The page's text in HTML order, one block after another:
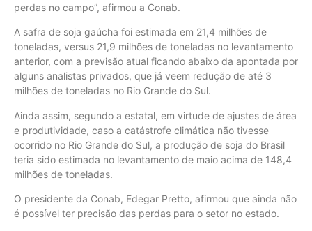
perdas no campo”, afirmou a Conab.
A safra de soja gaúcha foi estimada em 21,4 milhões de
toneladas, versus 21,9 milhões de toneladas no levantamento
anterior, com a previsão atual ficando abaixo da apontada por
alguns analistas privados, que já veem redução de até 3
milhões de toneladas no Rio Grande do Sul.
Ainda assim, segundo a estatal, em virtude de ajustes de área
e produtividade, caso a catástrofe climática não tivesse
ocorrido no Rio Grande do Sul, a produção de soja do Brasil
teria sido estimada no levantamento de maio acima de 148,4
milhões de toneladas.
O presidente da Conab, Edegar Pretto, afirmou que ainda não
é possível ter precisão das perdas para o setor no estado.